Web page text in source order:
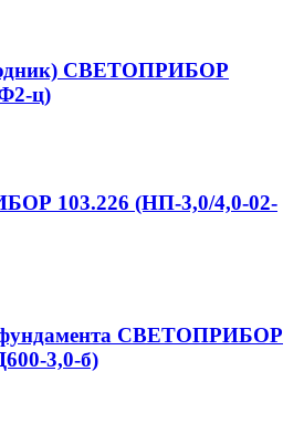
СВЕТОПРИБОР
ц)
103.226 (НП-3,0/4,0-02-
фундамента СВЕТОПРИБОР
3,0-б)